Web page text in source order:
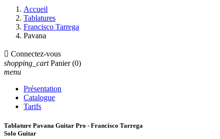
Accueil
Tablatures
Francisco Tarrega
Pavana
 Connectez-vous
shopping_cart Panier (0)
menu
Présentation
Catalogue
Tarifs
Tablature Pavana Guitar Pro - Francisco Tarrega
Solo Guitar